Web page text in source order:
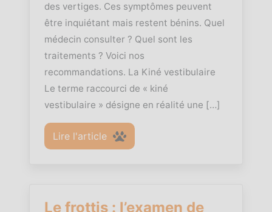
des vertiges. Ces symptômes peuvent
être inquiétant mais restent bénins. Quel
médecin consulter ? Quel sont les
traitements ? Voici nos
recommandations. La Kiné vestibulaire
Le terme raccourci de « kiné
vestibulaire » désigne en réalité une […]
Lire l'article
Le frottis : l’examen de